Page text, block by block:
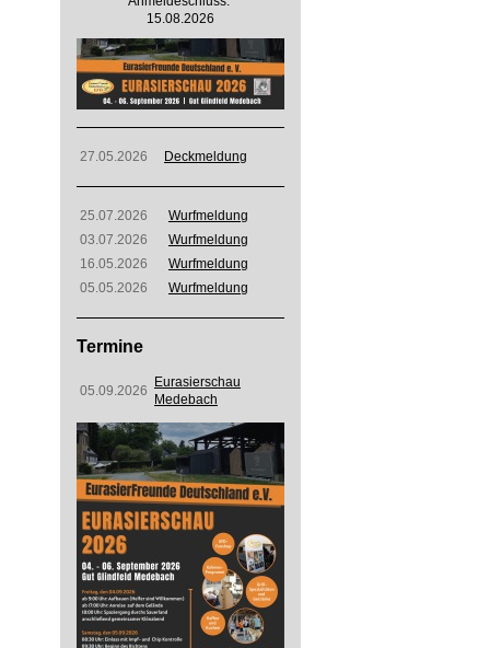
15.08.2026
27.05.2026 Deckmeldung
25.07.2026
Wurfmeldung
03.07.2026
Wurfmeldung
16.05.2026
Wurfmeldung
05.05.2026
Wurfmeldung
Termine
05.09.2026
Eurasierschau
Medebach